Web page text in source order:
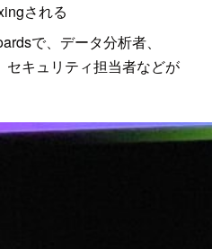
される
で、データ分析者、
セキュリティ担当者などが